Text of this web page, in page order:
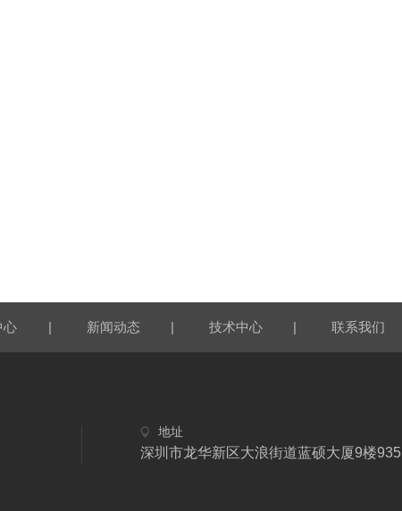
心 | 新闻动态 | 技术中心 | 联系我们
地址
深圳市龙华新区大浪街道蓝硕大厦9楼935